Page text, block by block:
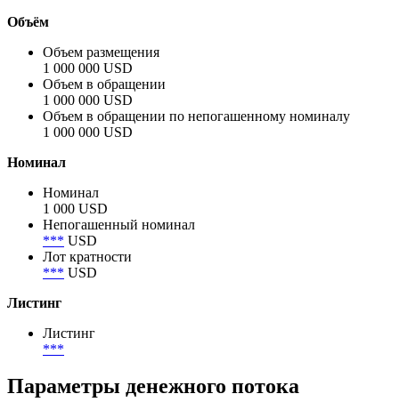
Объём
Объем размещения
1 000 000 USD
Объем в обращении
1 000 000 USD
Объем в обращении по непогашенному номиналу
1 000 000 USD
Номинал
Номинал
1 000 USD
Непогашенный номинал
*** USD
Лот кратности
*** USD
Листинг
Листинг
***
Параметры денежного потока